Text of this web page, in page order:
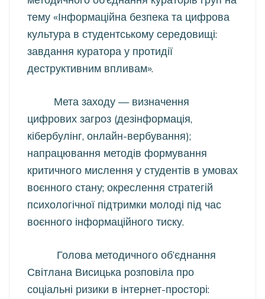
тему «Інформаційна безпека та цифрова
культура в студентському середовищі:
завдання куратора у протидії
деструктивним впливам».
Мета заходу — визначення
цифрових загроз (дезінформація,
кібербулінг, онлайн-вербування);
напрацювання методів формування
критичного мислення у студентів в умовах
воєнного стану; окреслення стратегій
психологічної підтримки молоді під час
воєнного інформаційного тиску.
Голова методичного об’єднання
Світлана Висицька розповіла про
соціальні ризики в інтернет-просторі: